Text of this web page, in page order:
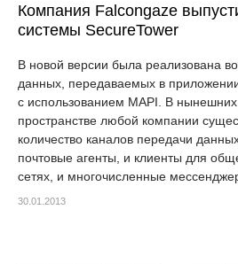
Компания Falcongaze
системы SecureTower
В новой версии была реализована
данных, передаваемых в
с использованием MAPI. В
пространстве любой компании
количество каналов передачи
почтовые агенты, и клиенты для
сетях, и многочисленные
30.01.2013